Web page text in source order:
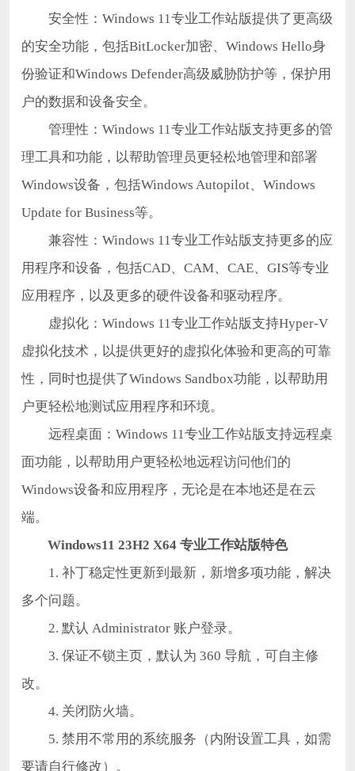
安全性：Windows 11专业工作站版提供了更高级
的安全功能，包括BitLocker加密、Windows Hello身
份验证和Windows Defender高级威胁防护等，保护用
户的数据和设备安全。
管理性：Windows 11专业工作站版支持更多的管
理工具和功能，以帮助管理员更轻松地管理和部署
Windows设备，包括Windows Autopilot、Windows
Update for Business等。
兼容性：Windows 11专业工作站版支持更多的应
用程序和设备，包括CAD、CAM、CAE、GIS等专业
应用程序，以及更多的硬件设备和驱动程序。
虚拟化：Windows 11专业工作站版支持Hyper-V
虚拟化技术，以提供更好的虚拟化体验和更高的可靠
性，同时也提供了Windows Sandbox功能，以帮助用
户更轻松地测试应用程序和环境。
远程桌面：Windows 11专业工作站版支持远程桌
面功能，以帮助用户更轻松地远程访问他们的
Windows设备和应用程序，无论是在本地还是在云
端。
Windows11 23H2 X64 专业工作站版特色
1. 补丁稳定性更新到最新，新增多项功能，解决
多个问题。
2. 默认 Administrator 账户登录。
3. 保证不锁主页，默认为 360 导航，可自主修
改。
4. 关闭防火墙。
5. 禁用不常用的系统服务（内附设置工具，如需
要请自行修改）。